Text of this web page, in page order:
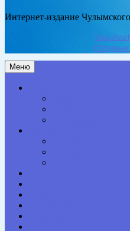
Интернет-издание
https://
Меню